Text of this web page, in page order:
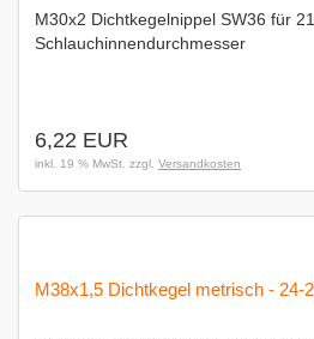
M30x2 Dichtkegelnippel SW36 für
Schlauchinnendurchmesser
6,22 EUR
inkl. 19 % MwSt. zzgl. Versandkosten
M38x1,5 Dichtkegel metrisch - 24-